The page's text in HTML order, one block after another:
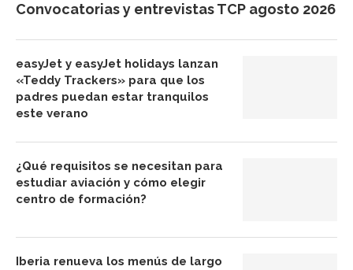
Convocatorias y entrevistas TCP agosto 2026
easyJet y easyJet holidays lanzan
«Teddy Trackers» para que los
padres puedan estar tranquilos
este verano
¿Qué requisitos se necesitan para
estudiar aviación y cómo elegir
centro de formación?
Iberia renueva los menús de largo